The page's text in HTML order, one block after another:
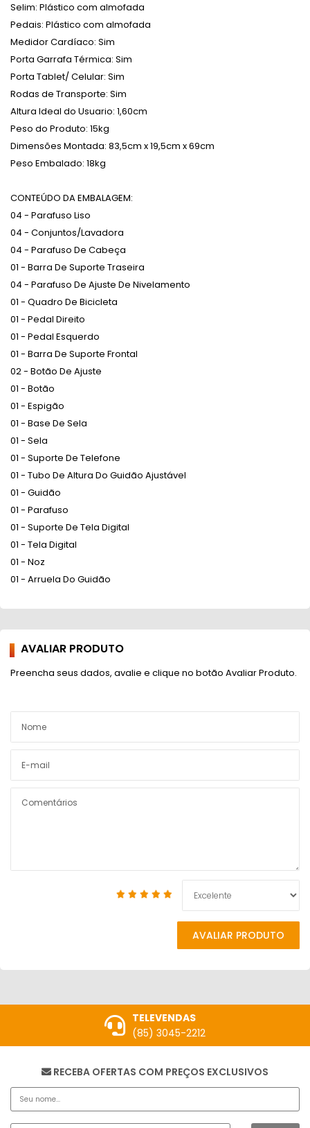
Selim: Plástico com almofada
Pedais: Plástico com almofada
MedidorCardíaco: Sim
Porta Garrafa Térmica: Sim
Porta Tablet/ Celular: Sim
Rodas de Transporte: Sim
Altura Ideal do Usuario: 1,60cm
Peso do Produto: 15kg
Dimensões Montada: 83,5cm x 19,5cm x 69cm
Peso Embalado: 18kg
CONTEÚDO DA EMBALAGEM:
04 - Parafuso Liso
04 - Conjuntos/Lavadora
04 - Parafuso De Cabeça
01 - Barra De Suporte Traseira
04 - Parafuso De Ajuste De Nivelamento
01 - Quadro De Bicicleta
01 - Pedal Direito
01 - Pedal Esquerdo
01 - Barra De Suporte Frontal
02 - Botão De Ajuste
01 - Botão
01 - Espigão
01 - Base De Sela
01 - Sela
01 - Suporte De Telefone
01 - Tubo De Altura Do Guidão Ajustável
01 - Guidão
01 - Parafuso
01 - Suporte De Tela Digital
01 - Tela Digital
01 - Noz
01 - Arruela Do Guidão
AVALIAR PRODUTO
Preencha seus dados, avalie e clique no botão Avaliar Produto.
AVALIAR PRODUTO
TELEVENDAS
(85) 3045-2212
RECEBA OFERTAS COM PREÇOS EXCLUSIVOS